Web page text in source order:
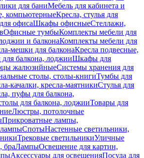
для баниМебель для кабинета и
компьютерныеКресла, стулья для
офисаШкафы офисныеСтеллажи,
Офисные тумбыКомплекты мебели для
и балконаКомплекты мебели для
мешки для балконаКресла подвесные,
балкона, лоджииШкафы для
жалюзийныеСистемы хранения для
столы, столы-книгиТумбы для
качалки, кресла-маятникиСтулья для
пуфы для балкона,
для балкона, лоджииТовары для
Люстры, потолочные
Прикроватные лампы,
СпотыНастенные светильники,
Трековые светильникиУличные
браЛампыОсвещение для картин,
Аксессуары для освещенияПосуда для